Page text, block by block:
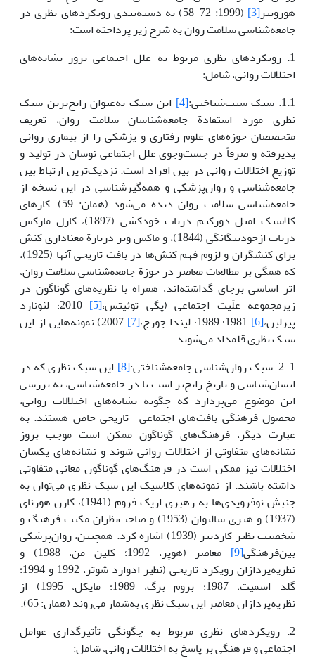
هورویتز[3]
(1999: 72-58) به دسته‌بندی رویکردهای نظری در
جامعه‌شناسی سلامت روان به شرح زیر پرداخته است:
1. رویکردهای نظری مربوط به علل اجتماعی بروز نشانه‌های
اختلالات روانی، شامل:
1.1. سبک سبب‌شناختی:
[4]
این سبک به‌عنوان رایج‌ترین سبک
نظری مورد استفادة جامعه‌شناسان سلامت روان، تعریف
متخصصان حوزه‌های علوم رفتاری و پزشکی را از بیماری روانی
پذیرفته و صرفاً در جست‌وجوی علل اجتماعی نوسان در تولید و
توزیع اختلالات روانی در بین افراد است. نزدیک‌ترین ارتباط بین
جامعه‌شناسی و روان‌پزشکی و همه‌گیرشناسی در این نسخه از
جامعه‌شناسی سلامت روان دیده می‌شود (همان: 59). کارهای
کلاسیک امیل دورکیم درباب خودکشی (1897)، کارل مارکس
درباب ازخودبیگانگی (1844)، و ماکس وبر دربارة معناداری کنش
برای کنشگران و لزوم فهم کنش‌ها در بافت تاریخی آنها (1925)،
که همگی بر مطالعات معاصر در حوزة جامعه‌شناسی سلامت روان،
اثر اساسی برجای گذاشته‌اند، همراه با نظریه‌های گوناگون در
زیرمجموعة علَیت اجتماعی (پگی توئیتس،[5]
2010؛ لئونارد
پیرلین،[6]
[7]
2007) نمونه‌هایی از این
سبک نظری قلمداد می‌شوند.
1 .2. سبک روان‌شناسی جامعه‌شناختی:
[8]
این سبک نظری که در
انسان‌شناسی و تاریخ رایج‌تر است تا در جامعه‌شناسی، به بررسی
این موضوع می‌پردازد که چگونه نشانه‌های اختلالات روانی،
محصول فرهنگی بافت‌های اجتماعی- تاریخی خاص هستند. به
عبارت دیگر، فرهنگ‌های گوناگون ممکن است موجب بروز
نشانه‌های متفاوتی از اختلالات روانی شوند و نشانه‌های یکسان
اختلالات نیز ممکن است در فرهنگ‌های گوناگون معانی متفاوتی
داشته باشند. از نمونه‌های کلاسیک این سبک نظری می‌توان به
جنبش نوفرویدی‌ها به رهبری اریک فروم (1941)، کارن هورنای
(1937) و هنری سالیوان (1953) و صاحب‌نظران مکتب فرهنگ و
شخصیت نظیر کاردینر (1939) اشاره کرد. همچنین، روان‌پزشکی
بین‌فرهنگی[9]
معاصر (هوپر، 1992؛ کلین من، 1988) و
نظریه‌پردازان رویکرد تاریخی (نظیر ادوارد شوتر، 1992 و 1994؛
گلد اسمیت، 1987؛ بروم برگ، 1989؛ مایکل، 1995) از
نظریه‌پردازان معاصر این سبک نظری به‌شمار می‌روند (همان: 65).
2. رویکردهای نظری مربوط به چگونگی تأثیرگذاری عوامل
اجتماعی و فرهنگی بر پاسخ به اختلالات روانی، شامل: